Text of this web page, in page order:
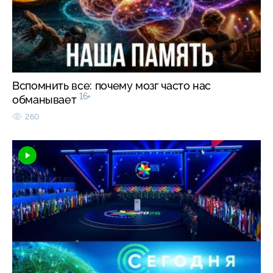
Вспомнить все: почему мозг часто нас
обманывает 16+
260